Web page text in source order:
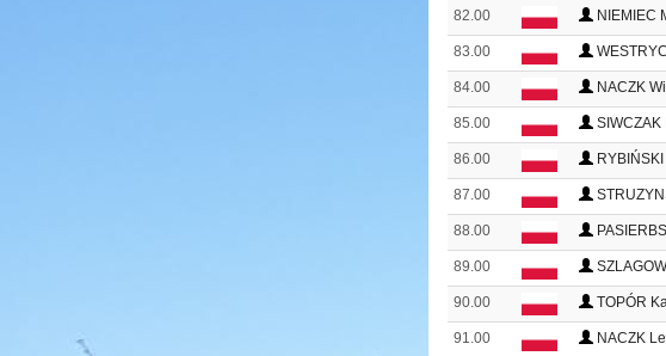
82.00 NIEMIEC
83.00
84.00 NACZK
85.00 SIWCZAK
86.00 RYBIŃSKI
87.00
88.00
89.00
90.00 TOPÓR
91.00 NACZK